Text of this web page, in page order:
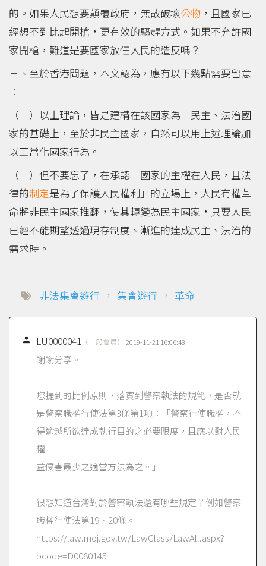
的。如果人民想要顛覆政府，無故破壞公物 ，且國家已
經想不到比起開槍，更有效的驅趕方式。如果不允許國
家開槍，難道是要國家放任人民的造反嗎？
三、至於香港問題，本文認為，應有以下幾點需要留意
︰
（一）以上理論，皆是建構在該國家為一民主、法治國
家的基礎上，至於非民主國家，自然可以用上述理論加
以正當化國家行為。
（二）但不要忘了，在承認「國家的主權在人民，且法
律的制定是為了保護人民權利」的立場上，人民有權革
命將非民主國家推翻，使其轉變為民主國家，只要人民
已經不能期望透過現存制度、漸進的達成民主、法治的
需求時。
非法集會遊行 ， 集會遊行 ， 革命
 LU0000041 （一般會員） 2019-11-21 16:06:48
謝謝分享。
您提到的比例原則，落實到警察執法的規範，是否就
是警察職權行使法第3條第1項：「警察行使職權，不
得逾越所欲達成執行目的之必要限度，且應以對人民
權
益侵害最少之適當方法為之。」
很想知道台灣對於警察執法還有哪些規定？例如警察
職權行使法第19、20條。
https://law.moj.gov.tw/LawClass/LawAll.aspx?
pcode=D0080145